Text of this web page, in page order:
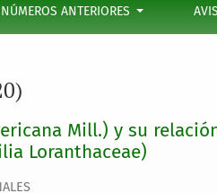
NÚMEROS ANTERIORES
Mill.) y su
Loranthaceae)